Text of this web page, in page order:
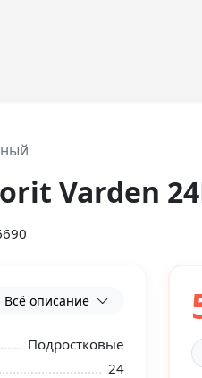
Varden
Всё описание
Подростковые
24